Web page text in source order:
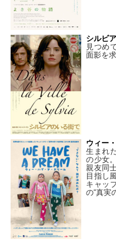
シルビ
見つめ
面影を
ウィー
生まれ
の少女
親友同
目指し
キャッ
の“真実